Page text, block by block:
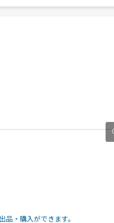
・購入ができます。